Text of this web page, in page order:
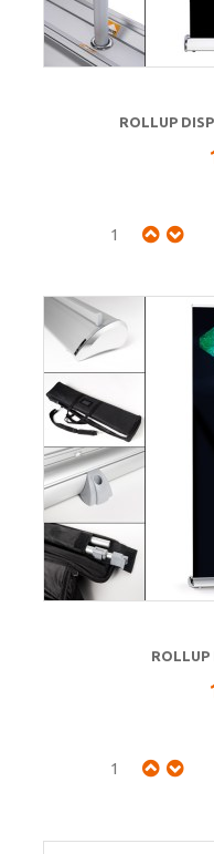
ROLLUP
ROLLUP